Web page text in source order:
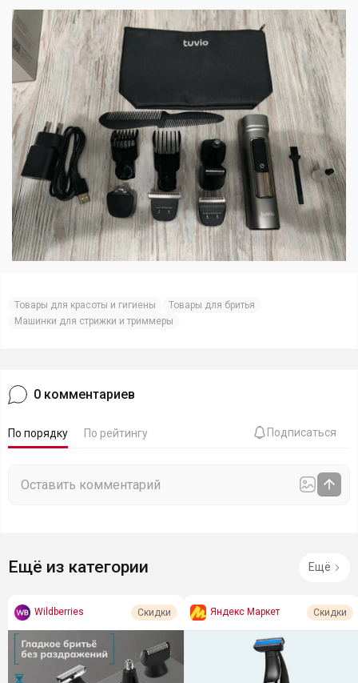
Товары для красоты и гигиены
Товары для бритья
Машинки для стрижки и триммеры
0 комментариев
По порядку По рейтингу Подписаться
Ещё из категории Ещё
Wildberries Скидки Яндекс Маркет Скидки